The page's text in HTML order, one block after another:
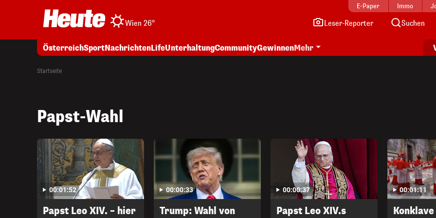
E-Paper Immo
Wien 26° Leser-Reporter Suchen
ÖsterreichSportNachrichtenLifeUnterhaltungCommunityGewinnenMehr
Startseite
Papst-Wahl
00:01:52
Papst Leo XIV. – hier
00:00:33
Trump: Wahl von
00:00:37
Papst Leo XIV.s
00:01:11